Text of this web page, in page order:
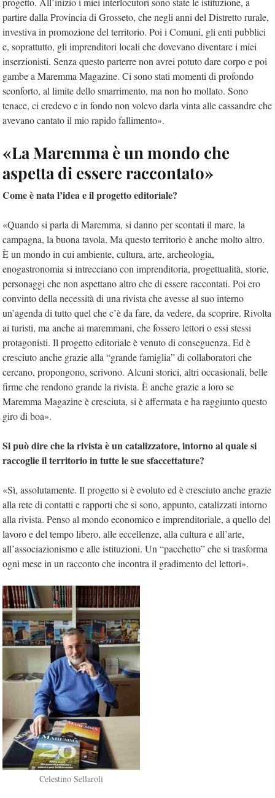
partire dalla Provincia di Grosseto, che negli anni del Distretto rurale,
investiva in promozione del territorio. Poi i Comuni, gli enti pubblici
e, soprattutto, gli imprenditori locali che dovevano diventare i miei
inserzionisti. Senza questo parterre non avrei potuto dare corpo e poi
gambe a Maremma Magazine. Ci sono stati momenti di profondo
sconforto, al limite dello smarrimento, ma non ho mollato. Sono
tenace, ci credevo e in fondo non volevo darla vinta alle cassandre che
avevano cantato il mio rapido fallimento».
«La Maremma è un mondo che
aspetta di essere raccontato»
Come è nata l’idea e il progetto editoriale?
«Quando si parla di Maremma, si danno per scontati il mare, la
campagna, la buona tavola. Ma questo territorio è anche molto altro.
È un mondo in cui ambiente, cultura, arte, archeologia,
enogastronomia si intrecciano con imprenditoria, progettualità, storie,
personaggi che non aspettano altro che di essere raccontati. Poi ero
convinto della necessità di una rivista che avesse al suo interno
un’agenda di tutto quel che c’è da fare, da vedere, da scoprire. Rivolta
ai turisti, ma anche ai maremmani, che fossero lettori o essi stessi
protagonisti. Il progetto editoriale è venuto di conseguenza. Ed è
cresciuto anche grazie alla “grande famiglia” di collaboratori che
cercano, propongono, scrivono. Alcuni storici, altri occasionali, belle
firme che rendono grande la rivista. È anche grazie a loro se
Maremma Magazine è cresciuta, si è affermata e ha raggiunto questo
giro di boa».
Si può dire che la rivista è un catalizzatore, intorno al quale si
raccoglie il territorio in tutte le sue sfaccettature?
«Sì, assolutamente. Il progetto si è evoluto ed è cresciuto anche grazie
alla rete di contatti e rapporti che si sono, appunto, catalizzati intorno
alla rivista. Penso al mondo economico e imprenditoriale, a quello del
lavoro e del tempo libero, alle eccellenze, alla cultura e all’arte,
all’associazionismo e alle istituzioni. Un “pacchetto” che si trasforma
ogni mese in un racconto che incontra il gradimento del lettori».
Celestino Sellaroli